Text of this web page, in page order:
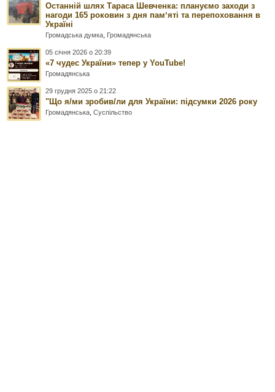
Останній шлях Тараса Шевченка: плануємо заходи з
нагоди 165 роковин з дня памʼяті та перепоховання в
Україні
Громадська думка, Громадянська
05 січня 2026 о 20:39
«7 чудес України» тепер у YouTube!
Громадянська
29 грудня 2025 о 21:22
"Що я/ми зробив/ли для України: підсумки 2026 року
Громадянська,Суспільство